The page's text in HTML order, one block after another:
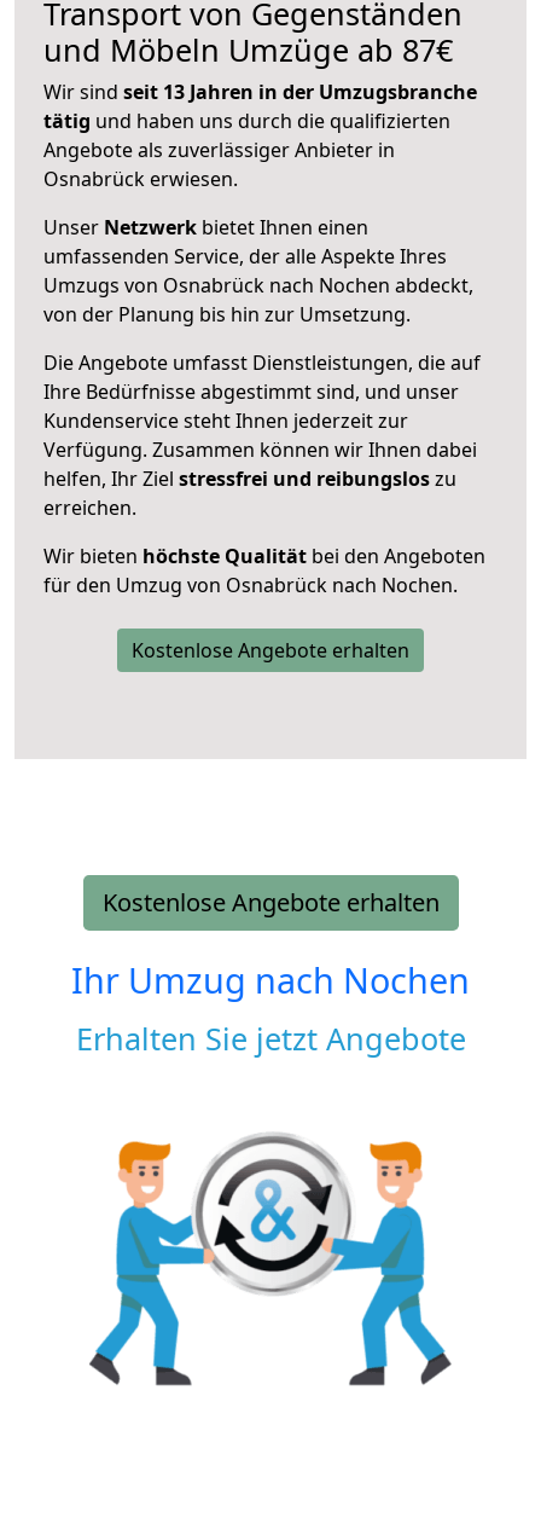
Transport von Gegenständen
und Möbeln Umzüge ab 87€
Wir sind seit 13 Jahren in der Umzugsbranche
tätig und haben uns durch die qualifizierten
Angebote als zuverlässiger Anbieter in
Osnabrück erwiesen.
Unser Netzwerk bietet Ihnen einen
umfassenden Service, der alle Aspekte Ihres
Umzugs von Osnabrück nach Nochen abdeckt,
von der Planung bis hin zur Umsetzung.
Die Angebote umfasst Dienstleistungen, die auf
Ihre Bedürfnisse abgestimmt sind, und unser
Kundenservice steht Ihnen jederzeit zur
Verfügung. Zusammen können wir Ihnen dabei
helfen, Ihr Ziel stressfrei und reibungsloszu
erreichen.
Wir bieten höchste Qualität bei den Angeboten
für den Umzug von Osnabrück nach Nochen.
Kostenlose Angebote erhalten
Kostenlose Angebote erhalten
Ihr Umzug nach Nochen
Erhalten Sie jetzt Angebote